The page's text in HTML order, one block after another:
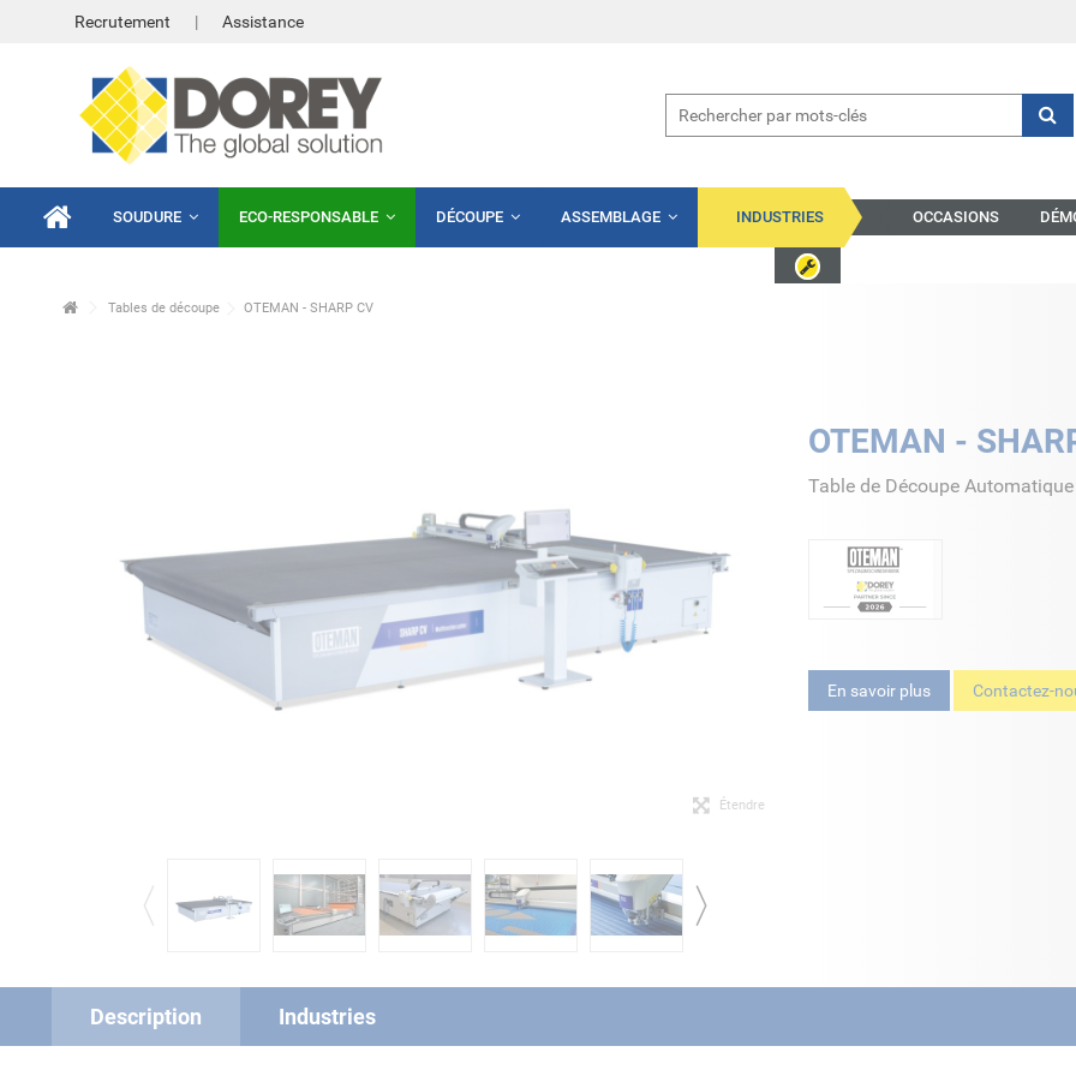
Recrutement Assistance
SOUDURE ECO-RESPONSABLE DÉCOUPE ASSEMBLAGE INDUSTRIES OCCASIONS
Tables de découpe OTEMAN - SHARP CV
Étendre
OTEMAN -
Table de Découpe
En savoir plus Contactez-
Description Industries